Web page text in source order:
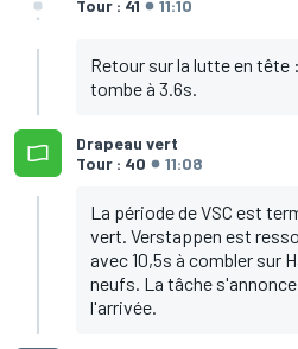
Tour : 41 11:10
Retour sur la lutte en tête
tombe à 3.6s.
Drapeau vert
Tour : 40
11:08
La période de VSC est
vert. Verstappen est
avec 10,5s à combler sur
neufs. La tâche
l'arrivée.